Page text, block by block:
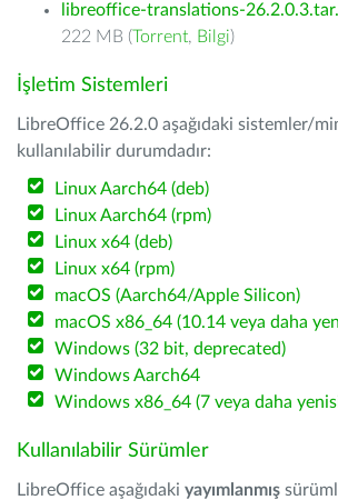
libreoffice-translations-
222 MB (Torrent, Bilgi)
İşletim Sistemleri
LibreOffice 26.2.0 aşağıdaki sistemler/
kullanılabilir durumdadır:
Linux Aarch64 (deb)
Linux Aarch64 (rpm)
Linux x64 (deb)
Linux x64 (rpm)
macOS (Aarch64/Apple Silicon)
macOS x86_64 (10.14 veya daha
Windows (32 bit, deprecated)
Windows Aarch64
Windows x86_64 (7 veya daha
Kullanılabilir Sürümler
LibreOffice aşağıdaki yayımlanmış